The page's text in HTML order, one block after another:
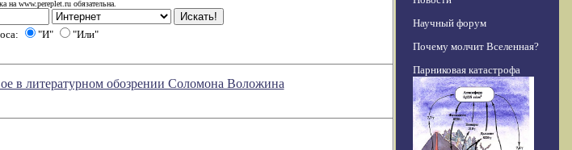
на www.pereplet.ru обязательна.
"И" "Или"
в литературном обозрении Соломона Воложина
Научный форум
Почему молчит Вселенная?
Парниковая катастрофа